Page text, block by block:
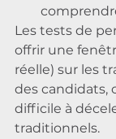
Les tests de
offrir une
réelle) sur les
des candidats,
difficile à
traditionnels.